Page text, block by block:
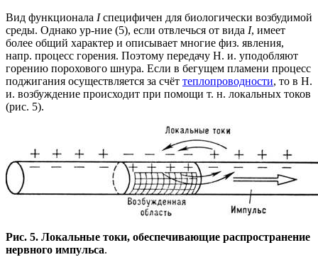
Вид функционала Iспецифичен для биологически возбудимой
среды. Однако ур-ние (5), если отвлечься от вида I, имеет
более общий характер и описывает многие физ. явления,
напр. процесс горения. Поэтому передачу Н. и. уподобляют
горению порохового шнура. Если в бегущем пламени процесс
поджигания осуществляется за счёт теплопроводности, то в Н.
и. возбуждение происходит при помощи т. н. локальных токов
(рис. 5).
Рис. 5. Локальные токи, обеспечивающие распространение
нервного импульса.